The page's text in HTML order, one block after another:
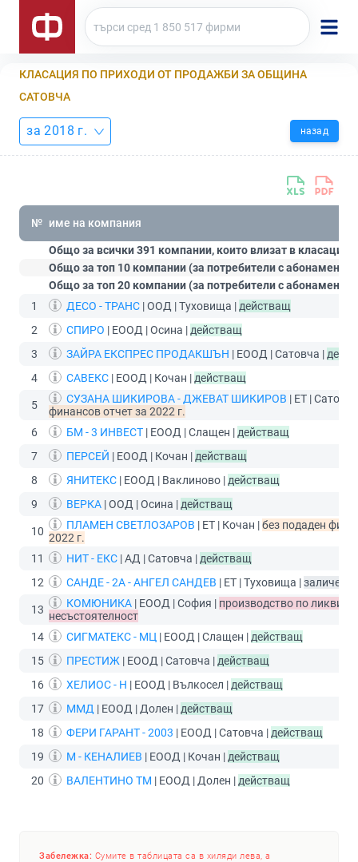
КЛАСАЦИЯ ПО ПРИХОДИ ОТ ПРОДАЖБИ ЗА ОБЩИНА
САТОВЧА
за 2018 г. назад
№ име на компания
Общо за всички 391 компании, които влизат в
Общо за топ 10 компании (за потребители с абонамент
Общо за топ 20 компании (за потребители с абонамент
1
ДЕСО - ТРАНС | ООД | Туховища | действащ
2
СПИРО | ЕООД | Осина | действащ
3
ЗАЙРА ЕКСПРЕС ПРОДАКШЪН | ЕООД | Сатовча |
4
САВЕКС | ЕООД | Кочан | действащ
5 СУЗАНА ШИКИРОВА - ДЖЕВАТ ШИКИРОВ | ЕТ |
финансов отчет за 2022 г.
6
БМ - 3 ИНВЕСТ | ЕООД | Слащен | действащ
7
ПЕРСЕЙ | ЕООД | Кочан | действащ
8
ЯНИТЕКС | ЕООД | Ваклиново | действащ
9
ВЕРКА | ООД | Осина | действащ
10 ПЛАМЕН СВЕТЛОЗАРОВ | ЕТ | Кочан |без подаден
2022 г.
11
НИТ - ЕКС | АД | Сатовча | действащ
12
САНДЕ - 2А - АНГЕЛ САНДЕВ | ЕТ | Туховища |заличен
13 КОМЮНИКА | ЕООД | София | производство по
несъстоятелност
14
СИГМАТЕКС - МЦ | ЕООД | Слащен | действащ
15
ПРЕСТИЖ | ЕООД | Сатовча | действащ
16
ХЕЛИОС - Н | ЕООД | Вълкосел | действащ
17
ММД | ЕООД | Долен | действащ
18
ФЕРИ ГАРАНТ - 2003 | ЕООД | Сатовча | действащ
19
М - КЕНАЛИЕВ | ЕООД | Кочан | действащ
20
ВАЛЕНТИНО ТМ | ЕООД | Долен | действащ
Забележка: Сумите в таблицата са в хиляди лева, а